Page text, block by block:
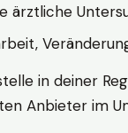
ärztliche
in deiner
Anbieter im